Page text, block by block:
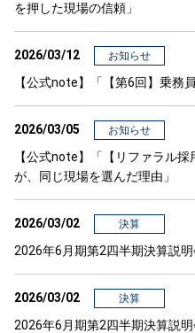
を押した現場の信頼」
2026/03/12 お知らせ
【公式note】「【第6回】乗務
2026/03/05 お知らせ
【公式note】「【リファラル
が、同じ現場を選んだ理由」
2026/03/02 決算
2026年6月期第2四半期決算説
2026/03/02 決算
2026年6月期第2四半期決算説